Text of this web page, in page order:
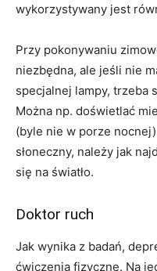
wykorzystywany jest
Przy pokonywaniu
niezbędna, ale jeśli nie
specjalnej lampy, trzeba
Można np. doświetlać
(byle nie w porze
słoneczny, należy jak
się na światło.
Doktor ruch
Jak wynika z badań,
ćwiczenia fizyczne. Na